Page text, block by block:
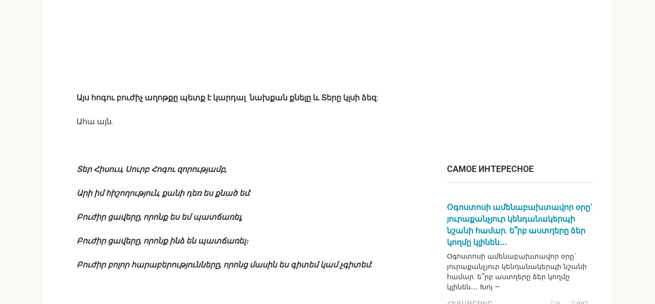
Այս հոգու բուժիչ աղոթքը պետք է կարդալ նախքան քնելը և Տերը կլսի ձեզ:
Ահա այն.
Տեր Հիսուս, Սուրբ Հոգու զորությամբ,
Արի իմ հիշողություն, քանի դեռ ես քնած եմ:
Բուժիր ցավերը, որոնք ես եմ պատճառել,
Բուժիր ցավերը, որոնք ինձ են պատճառել։
Բուժիր բոլոր հարաբերությունները, որոնց մասին ես գիտեմ կամ չգիտեմ:
САМОЕ ИНТЕРЕСНОЕ
Օգոստոսի ամենաբախտավոր օրը`
յուրաքանչյուր կենդանակերպի
նշանի համար. ե՞րբ աստղերը ձեր
կողմը կլինեն․․․
Օգոստոսի ամենաբախտավոր օրը`
յուրաքանչյուր կենդանակերպի նշանի
համար. ե՞րբ աստղերը ձեր կողմը
կլինեն․․․ Խոյ —